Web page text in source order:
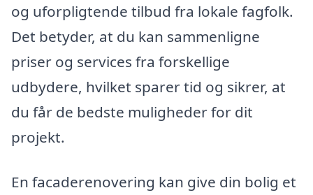
og uforpligtende tilbud fra lokale fagfolk.
Det betyder, at du kan sammenligne
priser og services fra forskellige
udbydere, hvilket sparer tid og sikrer, at
du får de bedste muligheder for dit
projekt.
En facaderenovering kan give din bolig et